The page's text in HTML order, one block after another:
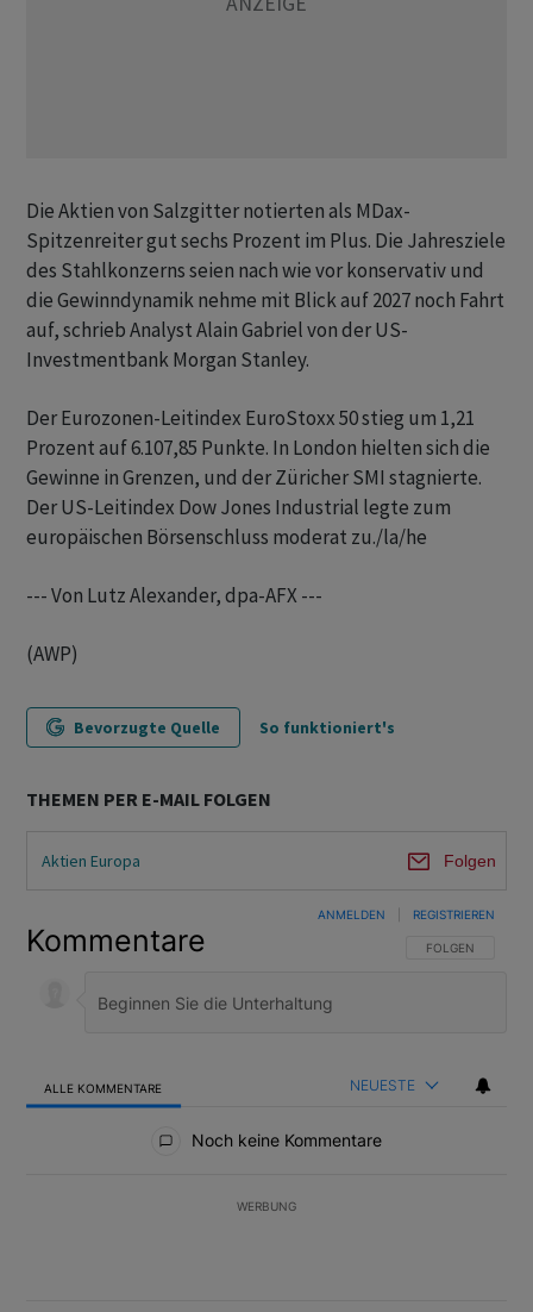
Die Aktien von Salzgitter notierten als MDax-
Spitzenreiter gut sechs Prozent im Plus. Die Jahresziele
des Stahlkonzerns seien nach wie vor konservativ und
die Gewinndynamik nehme mit Blick auf 2027 noch Fahrt
auf, schrieb Analyst Alain Gabriel von der US-
Investmentbank Morgan Stanley.
Der Eurozonen-Leitindex EuroStoxx 50 stieg um 1,21
Prozent auf 6.107,85 Punkte. In London hielten sich die
Gewinne in Grenzen, und der Züricher SMI stagnierte.
Der US-Leitindex Dow Jones Industrial legte zum
europäischen Börsenschluss moderat zu./la/he
--- Von Lutz Alexander, dpa-AFX ---
(AWP)
Bevorzugte Quelle So funktioniert's
THEMEN PER E-MAIL FOLGEN
Aktien Europa Folgen
Kommentare FOLGE DIESER
FOLGEN
ANMELDEN REGISTRIEREN
ALLE KOMMENTARE NEUESTE
Noch keine Kommentare
WERBUNG